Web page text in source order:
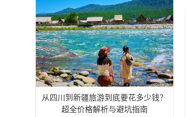
从四川到新疆旅游到底要花多少钱？
超全价格解析与避坑指南